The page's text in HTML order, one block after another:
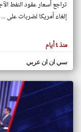
المقالات
هنا عن
وجهة
نظر
كاتبيها.
تراجع أسعار عقود النفط
إلغاء أمريكا لضربات على ...
منذ ٤ أيام
سي ان ان عربي